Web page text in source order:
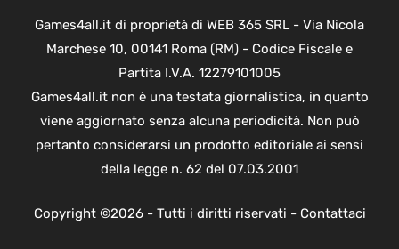
Games4all.it di proprietà di WEB 365 SRL - Via Nicola
Marchese 10, 00141 Roma (RM) - Codice Fiscale e
Partita I.V.A. 12279101005
Games4all.it non è una testata giornalistica, in quanto
viene aggiornato senza alcuna periodicità. Non può
pertanto considerarsi un prodotto editoriale ai sensi
della legge n. 62 del 07.03.2001
Copyright ©2026 - Tutti i diritti riservati - Contattaci